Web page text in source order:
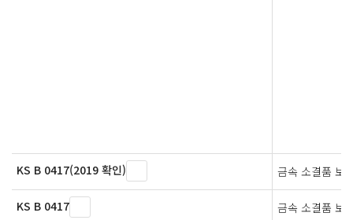
KS B 0417(2019 확인) 금속 소결품 보
KS B 0417 금속 소결품 보